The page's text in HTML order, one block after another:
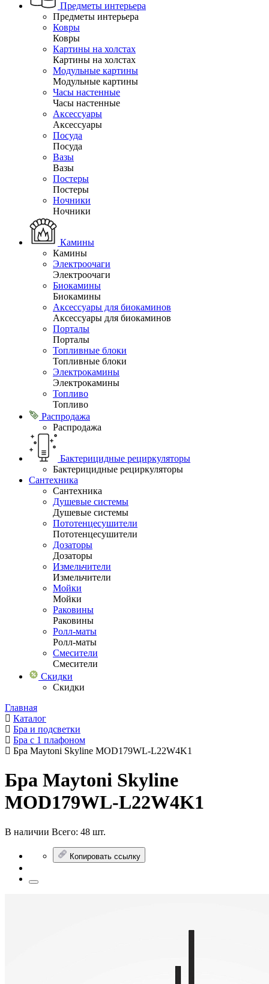
Предметы интерьера
Предметы интерьера
Ковры
Ковры
Картины на холстах
Картины на холстах
Модульные картины
Модульные картины
Часы настенные
Часы настенные
Аксессуары
Аксессуары
Посуда
Посуда
Вазы
Вазы
Постеры
Постеры
Ночники
Ночники
Камины
Камины
Электроочаги
Электроочаги
Биокамины
Биокамины
Аксессуары для биокаминов
Аксессуары для биокаминов
Порталы
Порталы
Топливные блоки
Топливные блоки
Электрокамины
Электрокамины
Топливо
Топливо
Распродажа
Распродажа
Бактерицидные рециркуляторы
Бактерицидные рециркуляторы
Сантехника
Сантехника
Душевые системы
Душевые системы
Пототенцесушители
Пототенцесушители
Дозаторы
Дозаторы
Измельчители
Измельчители
Мойки
Мойки
Раковины
Раковины
Ролл-маты
Ролл-маты
Смесители
Смесители
Скидки
Скидки
Главная
Каталог
Бра и подсветки
Бра с 1 плафоном
Бра Maytoni Skyline MOD179WL-L22W4K1
Бра Maytoni Skyline
MOD179WL-L22W4K1
В наличии Всего: 48 шт.
Копировать ссылку